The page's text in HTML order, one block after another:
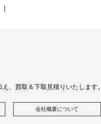
、買取＆下取見積りいたします。
会社概要について